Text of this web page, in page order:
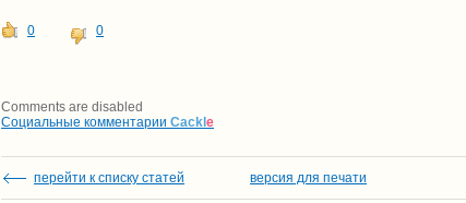
0 0
Comments are disabled
Социальные комментарии Cackle
перейти к списку статей версия для печати